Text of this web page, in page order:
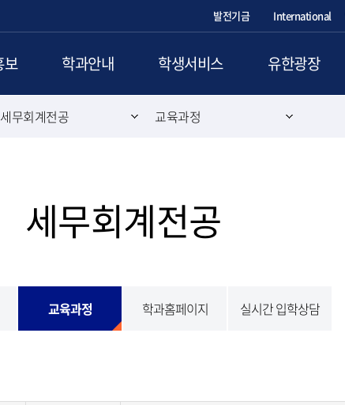
발전기금 International
보 학과안내 학생서비스 유한광장
세무회계전공 교육과정
세무회계전공
교육과정 학과홈페이지 실시간 입학상담